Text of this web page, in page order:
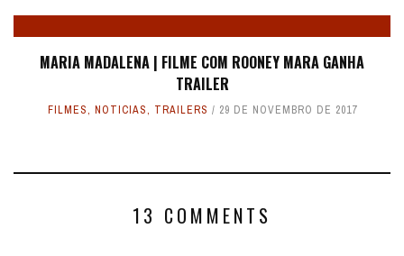
MARIA MADALENA | FILME COM ROONEY MARA GANHA
TRAILER
FILMES, NOTICIAS, TRAILERS 29 DE NOVEMBRO DE 2017
13 COMMENTS